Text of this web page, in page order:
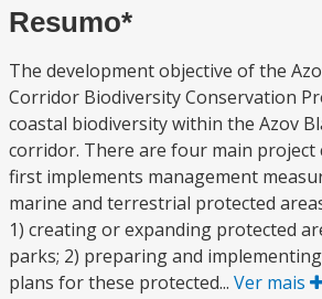
Resumo*
The development objective of the
Corridor Biodiversity Conservation
coastal biodiversity within the Azov
corridor. There are four main project
first implements management
marine and terrestrial protected
1) creating or expanding protected
parks; 2) preparing and
plans for these protected... Ver mais